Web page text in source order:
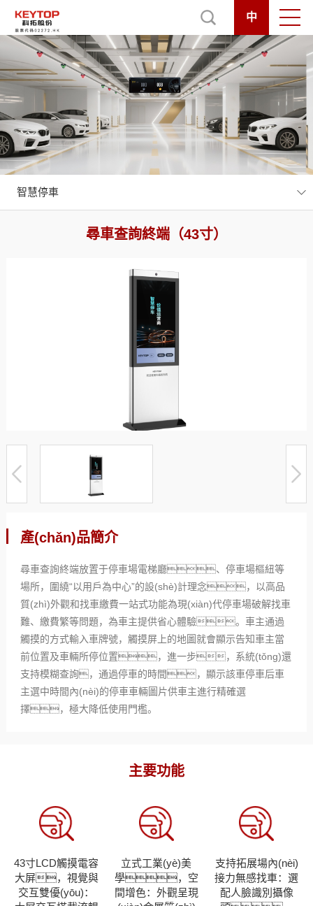
中
智慧停車
尋車查詢終端（43寸）
產(chǎn)品簡介
尋車查詢終端放置于停車場電梯廳、停車場樞紐等
場所，圍繞“以用戶為中心”的設(shè)計理念，以高品
質(zhì)外觀和找車繳費一站式功能為現(xiàn)代停車場破解找車
難、繳費繁等問題，為車主提供省心體驗。車主通過
觸摸的方式輸入車牌號，觸摸屏上的地圖就會顯示告知車主當
前位置及車輛所停位置，進一步，系統(tǒng)還
支持模糊查詢，通過停車的時間，顯示該車停車后車
主選中時間內(nèi)的停車車輛圖片供車主進行精確選
擇，極大降低使用門檻。
主要功能
43寸LCD觸摸電容
大屏，視覺與
交互雙優(yōu)：
立式工業(yè)美
學，空
間增色：外觀呈現
支持拓展場內(nèi)
接力無感找車：選
配人臉識別攝像